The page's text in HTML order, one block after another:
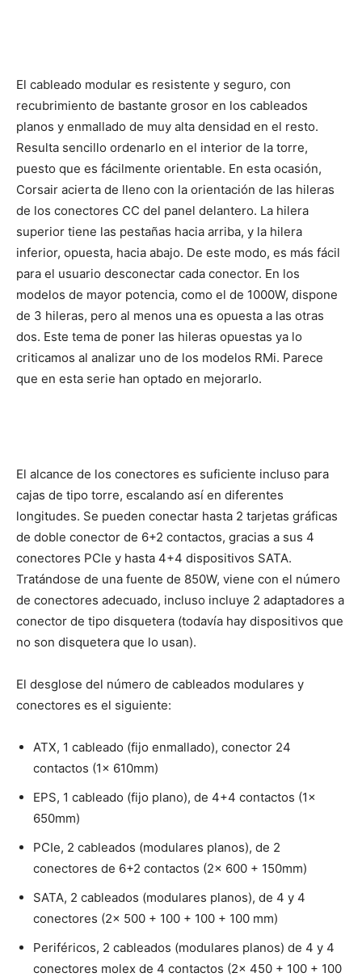
El cableado modular es resistente y seguro, con
recubrimiento de bastante grosor en los cableados
planos y enmallado de muy alta densidad en el resto.
Resulta sencillo ordenarlo en el interior de la torre,
puesto que es fácilmente orientable. En esta ocasión,
Corsair acierta de lleno con la orientación de las hileras
de los conectores CC del panel delantero. La hilera
superior tiene las pestañas hacia arriba, y la hilera
inferior, opuesta, hacia abajo. De este modo, es más fácil
para el usuario desconectar cada conector. En los
modelos de mayor potencia, como el de 1000W, dispone
de 3 hileras, pero al menos una es opuesta a las otras
dos. Este tema de poner las hileras opuestas ya lo
criticamos al analizar uno de los modelos RMi. Parece
que en esta serie han optado en mejorarlo.
El alcance de los conectores es suficiente incluso para
cajas de tipo torre, escalando así en diferentes
longitudes. Se pueden conectar hasta 2 tarjetas gráficas
de doble conector de 6+2 contactos, gracias a sus 4
conectores PCIe y hasta 4+4 dispositivos SATA.
Tratándose de una fuente de 850W, viene con el número
de conectores adecuado, incluso incluye 2 adaptadores a
conector de tipo disquetera (todavía hay dispositivos que
no son disquetera que lo usan).
El desglose del número de cableados modulares y
conectores es el siguiente:
ATX, 1 cableado (fijo enmallado), conector 24
contactos (1x 610mm)
EPS, 1 cableado (fijo plano), de 4+4 contactos (1x
650mm)
PCIe, 2 cableados (modulares planos), de 2
conectores de 6+2 contactos (2x 600 + 150mm)
SATA, 2 cableados (modulares planos), de 4 y 4
conectores (2x 500 + 100 + 100 + 100 mm)
Periféricos, 2 cableados (modulares planos) de 4 y 4
conectores molex de 4 contactos (2x 450 + 100 + 100